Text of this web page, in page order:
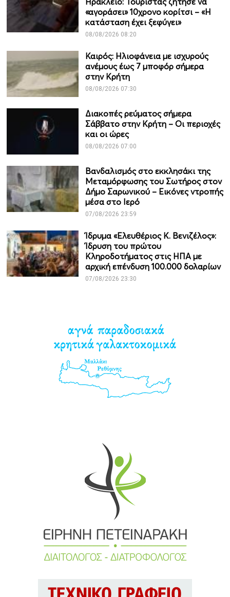
«αγοράσει» 10χρονο κορίτσι – «Η
κατάσταση έχει ξεφύγει»
08/08/2026 08:20
Καιρός: Ηλιοφάνεια με ισχυρούς
ανέμους έως 7 μποφόρ σήμερα
στην Κρήτη
08/08/2026 07:30
Διακοπές ρεύματος σήμερα
Σάββατο στην Κρήτη – Οι περιοχές
και οι ώρες
08/08/2026 07:00
Βανδαλισμός στο εκκλησάκι της
Μεταμόρφωσης του Σωτήρος στον
Δήμο Σαρωνικού – Εικόνες ντροπής
μέσα στο Ιερό
07/08/2026 23:59
Ίδρυμα «Ελευθέριος Κ. Βενιζέλος»:
Ίδρυση του πρώτου
Κληροδοτήματος στις ΗΠΑ με
αρχική επένδυση 100.000 δολαρίων
07/08/2026 23:30